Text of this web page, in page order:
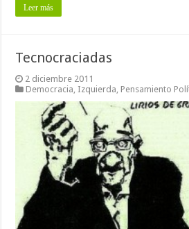
Leer más
Tecnocraciadas
2 diciembre 2011
Democracia, Izquierda, Pensamiento